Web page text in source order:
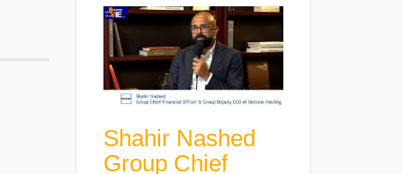
Shahir Nashed
Group Chief